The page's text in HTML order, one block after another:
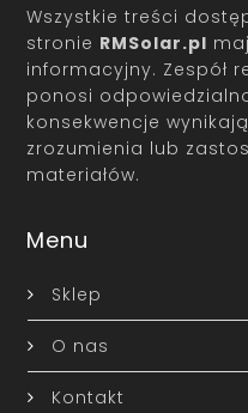
Wszystkie treści
stronie RMSolar.pl
informacyjny. Zespół
ponosi
konsekwencje
zrozumienia lub
materiałów.
Menu
Sklep
O nas
Kontakt